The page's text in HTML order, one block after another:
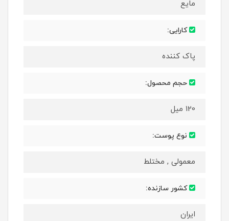
مایع
کارایی:
پاک کننده
حجم محصول:
120 میل
نوع پوست:
معمولی , مختلط
کشور سازنده:
ایران